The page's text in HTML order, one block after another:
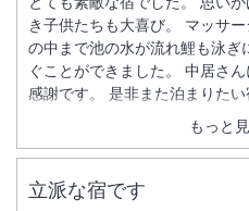
もっと
き子供たちも大喜び。 マッサ
の中まで池の水が流れ鯉も泳ぎ
ぐことができました。 中居さ
感謝です。 是非また泊まりた
つ残念なのが、蜂の巣が近く
つかってくるくらいたくさん
ことができなかったことです
撮りたかったなぁ…
立派な宿です